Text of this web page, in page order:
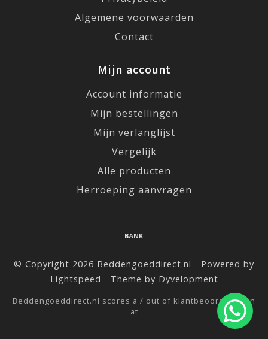
Algemene voorwaarden
Contact
Mijn account
Account informatie
Mijn bestellingen
Mijn verlanglijst
Vergelijk
Alle producten
Herroeping aanvragen
© Copyright 2026 Beddengoeddirect.nl - Powered by
Lightspeed - Theme by Dyvelopment
Beddengoeddirect.nl scores a / out of klantbeoordelingen
at